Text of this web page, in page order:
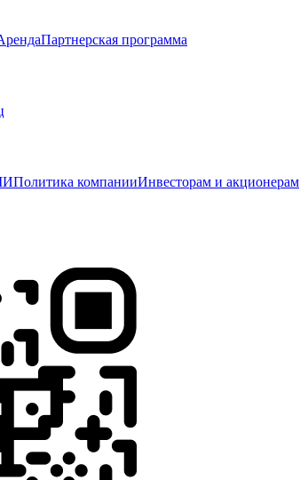
Партнерская программа
Политика компанииИнвесторам и акционерам